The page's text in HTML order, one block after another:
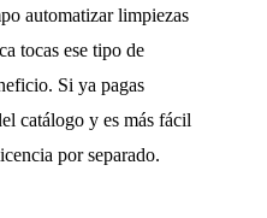
automatizar limpiezas
tocas ese tipo de
Si ya pagas
catálogo y es más fácil
por separado.